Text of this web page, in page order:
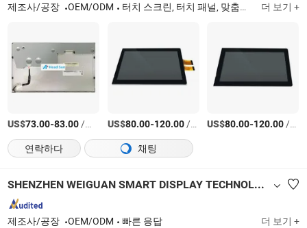
제조사/공장 OEM/ODM 터치 스크린, 터치 패널, 맞춤형 터치 패널, 맞춤형 터치 스크린, 터치 스크린 모니터, 곡면 터치 모니터, 스트레치 바 LCD 모니터 더 보기 +
US$73.00-83.00/상품 US$80.00-120.00/상품 US$80.00-120.00/상품
연락하다
채팅
SHENZHEN WEIGUAN SMART DISPLAY TECHNOLOGY CO.,LTD.
제조사/공장 OEM/ODM 빠른 응답 더 보기 +